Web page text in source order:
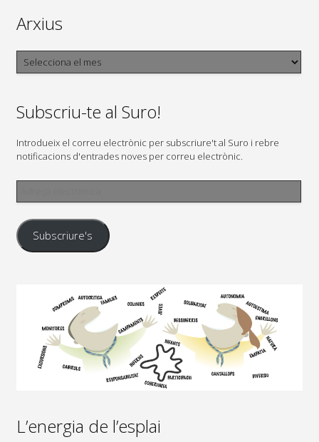
Arxius
Arxius
Subscriu-te al Suro!
Introdueix el correu electrònic per subscriure't al Suro i rebre
notificacions d'entrades noves per correu electrònic.
Adreça
Subscriure's
L’energia de l’esplai